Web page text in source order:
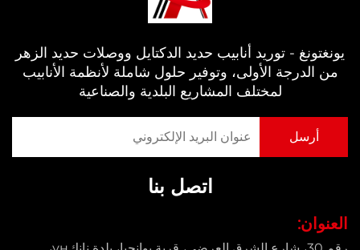
يونغتونغ - توريد أنابيب حديد الدكتايل ووصلات حديد الزهر
من الدرجة الأولى، وتوفير حلول شاملة لأنظمة الأنابيب
لمختلف المشاريع البلدية والصناعية
اتصل بنا
العنوان: